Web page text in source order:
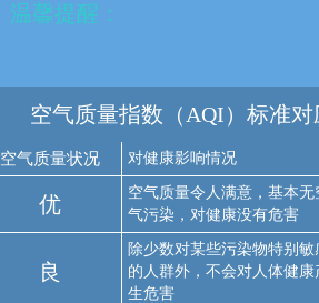
温馨提醒：
空气质量指数（AQI）标准对
空气质量状况 对健康影响情况
优
空气质量令人满意，基本无
气污染，对健康没有危害
良
除少数对某些污染物特别敏
的人群外，不会对人体健康
生危害